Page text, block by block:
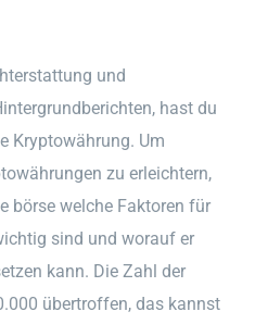
und
hast du
Kryptowährung. Um
zu erleichtern,
börse welche Faktoren für
sind und worauf er
kann. Die Zahl der
übertroffen, das kannst